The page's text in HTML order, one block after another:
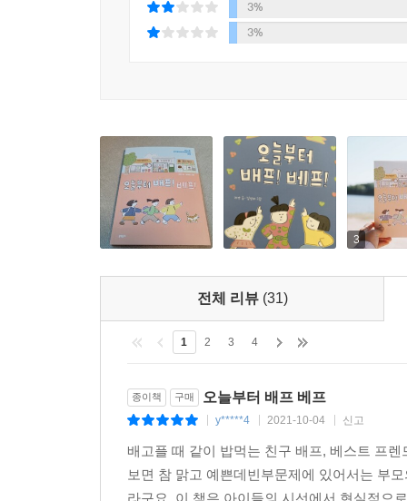
3%
3%
3
전체 리뷰 (31)
1 2 3 4
종이책 구매 오늘부터 배프 베프
y*****4 2021-10-04 신고
배고플 때 같이 밥먹는 친구 배프, 베스트 프
보면 참 맑고 예쁜데빈부문제에 있어서는 부